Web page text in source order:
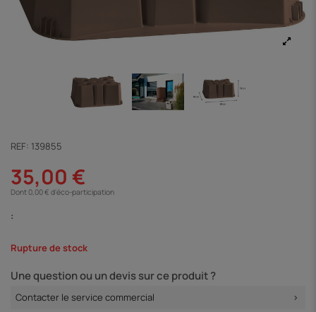
REF: 139855
35,00 €
Dont 0,00 € d'éco-participation
:
Rupture de stock
Une question ou un devis sur ce produit ?
Contacter le service commercial